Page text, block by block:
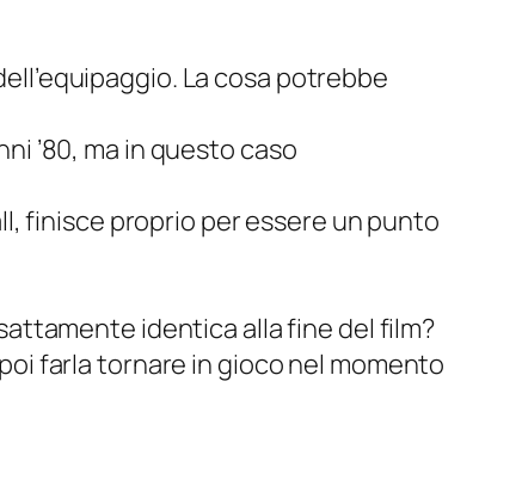
La cosa potrebbe
’80, ma in questo caso
finisce proprio per essere un punto
identica alla fine del film?
farla tornare in gioco nel momento